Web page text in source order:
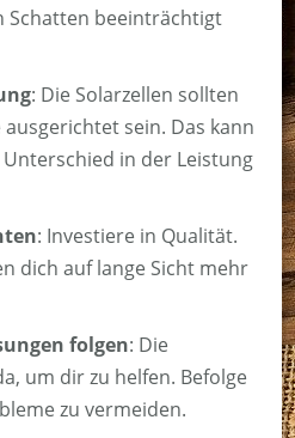
Schatten beeinträchtigt
: Die Solarzellen sollten
sein. Das kann
in der Leistung
: Investiere in Qualität.
dich auf lange Sicht mehr
folgen: Die
um dir zu helfen. Befolge
zu vermeiden.